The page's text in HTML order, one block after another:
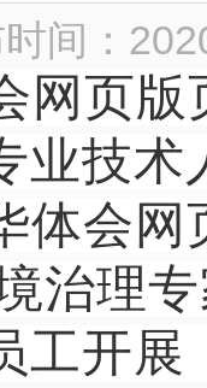
间：
网页
业技
体会
治理
工开